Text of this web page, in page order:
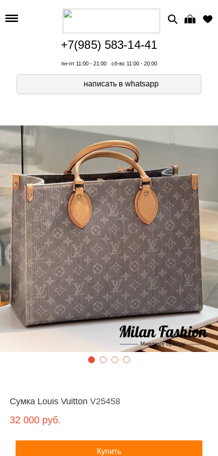
+7(985) 583-14-41
пн-пт 11:00 - 21:00 сб-вс 11:00 - 20:00
написать в whatsapp
Сумка Louis Vuitton V25458
32 000 руб.
Купить